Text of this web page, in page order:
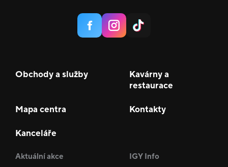
Obchody a služby
Kavárny a
restaurace
Mapa centra Kontakty
Kanceláře
Aktuální akce IGY Info